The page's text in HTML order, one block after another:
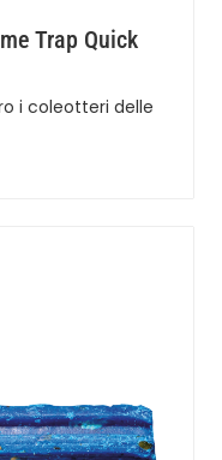
Trap Quick
i coleotteri delle